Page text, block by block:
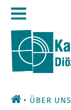
Zum
Inhalt
ÜBER UNS